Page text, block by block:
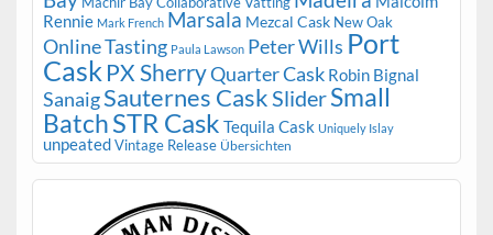
Rennie Mark French Marsala Mezcal Cask New Oak
Online Tasting Paula Lawson Peter Wills Port
Cask PX SherryQuarter Cask Robin Bignal
SanaigSauternes CaskSliderSmall
BatchSTR Cask Tequila Cask Uniquely Islay
unpeatedVintage Release Übersichten